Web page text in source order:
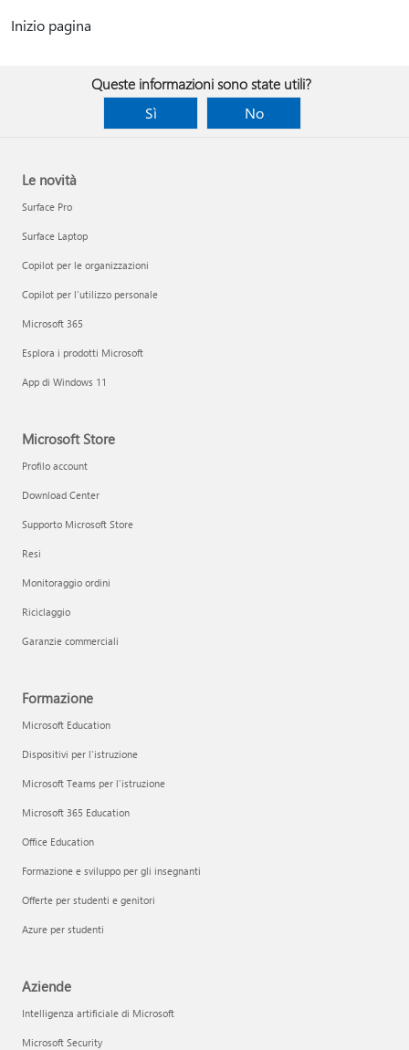
Inizio pagina
Queste informazioni sono state utili?
Sì
No
Le novità
Surface Pro
Surface Laptop
Copilot per le organizzazioni
Copilot per l'utilizzo personale
Microsoft 365
Esplora i prodotti Microsoft
App di Windows 11
Microsoft Store
Profilo account
Download Center
Supporto Microsoft Store
Resi
Monitoraggio ordini
Riciclaggio
Garanzie commerciali
Formazione
Microsoft Education
Dispositivi per l'istruzione
Microsoft Teams per l'istruzione
Microsoft 365 Education
Office Education
Formazione e sviluppo per gli insegnanti
Offerte per studenti e genitori
Azure per studenti
Aziende
Intelligenza artificiale di Microsoft
Microsoft Security